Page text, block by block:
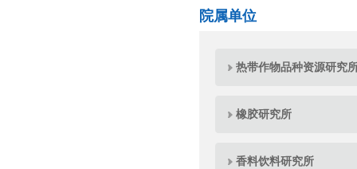
院属单位
热带作物品种资源研究
橡胶研究所
香料饮料研究所